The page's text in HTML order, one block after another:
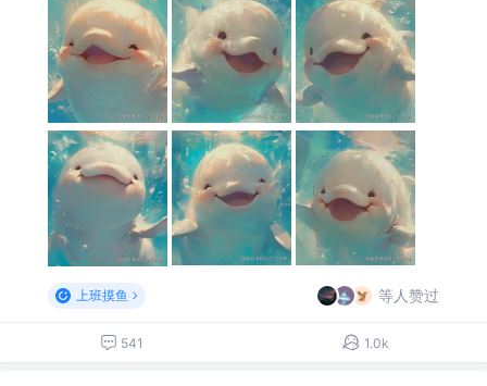
上班摸鱼 等人赞过
541 1.0k